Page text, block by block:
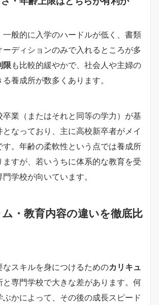
一般的に入学のハードルが低く、書類
ディションのみで入れるところが多
限 も比較的緩やかで、社会人や主婦の
養成所が数多くあります。
業（またはそれと同等の学力）が基
なっており、主に高校新卒者がメイ
す。年齢の柔軟性という点では養成所
ますが、若いうちに体系的な教育を受
学校が向いています。
・教育内容の違いを徹底比
なスキルを身につけるためのカリキュ
と専門学校で大きな差があります。何
ぶかによって、その後の成長スピード